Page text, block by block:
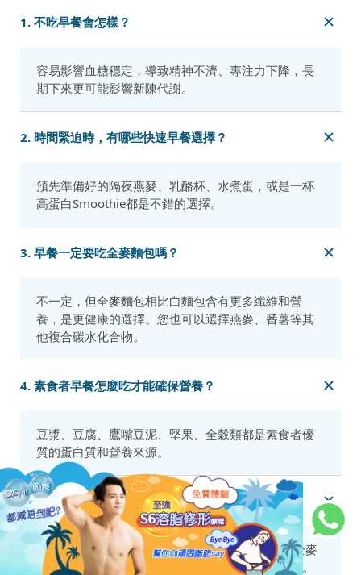
1. 不吃早餐會怎樣？
容易影響血糖穩定，導致精神不濟、專注力下降，長
期下來更可能影響新陳代謝。
2. 時間緊迫時，有哪些快速早餐選擇？
預先準備好的隔夜燕麥、乳酪杯、水煮蛋，或是一杯
高蛋白Smoothie都是不錯的選擇。
3. 早餐一定要吃全麥麵包嗎？
不一定，但全麥麵包相比白麵包含有更多纖維和營
養，是更健康的選擇。您也可以選擇燕麥、番薯等其
他複合碳水化合物。
4. 素食者早餐怎麼吃才能確保營養？
豆漿、豆腐、鷹嘴豆泥、堅果、全穀類都是素食者優
質的蛋白質和營養來源。
5. 糖尿病患者早餐要注意什麼？
應選擇低升糖指數（Low GI）的食物，如燕麥、全麥
麵包，並確保攝取足夠的蛋白質和纖維來穩定血糖。